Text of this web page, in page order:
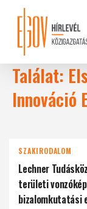
content
Találat:
Innováció
SZAKIRODALOM
Lechner
területi
bizalomkutatási